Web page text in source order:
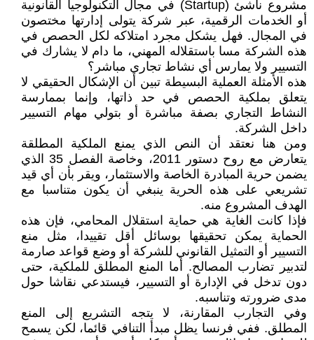
مشروع ناشئ (Startup) في مجال التكنولوجيا القانونية
أو الخدمات الرقمية، عبر شركة يتولى إدارتها مختصون
في المجال. فهل يشكل مجرد امتلاكه لكل الحصص في
هذه الشركة مسا باستقلاله المهني، ما دام لا يشارك في
التسيير ولا يمارس أي نشاط تجاري مباشر؟
هذه الأمثلة العملية البسيطة تبين أن الإشكال الحقيقي لا
يتعلق بملكية الحصص في حد ذاتها، وإنما بممارسة
النشاط التجاري بصفة مباشرة أو بتولي مهام التسيير
داخل الشركة.
ومن هنا نعتقد أن النص الذي يمنع الملكية المطلقة
يتعارض مع روح دستور 2011، وخاصة الفصل 35 الذي
يضمن حرية المبادرة الخاصة والاستثمار، ويقر بأن أي قيد
تشريعي على هذه الحرية ينبغي أن يكون متناسبا مع
الهدف المشروع منه.
فإذا كانت الغاية هي حماية استقلال المحامي، فإن هذه
الحماية يمكن تحقيقها بوسائل أقل تقييدا، مثل منع
التسيير أو التمثيل القانوني للشركة أو وضع قواعد صارمة
لتدبير تضارب المصالح. أما المنع المطلق للملكية، حتى
دون تدخل في الإدارة أو التسيير، فيستدعي نقاشا حول
مدى ضرورته وتناسبه.
وفي التجارب المقارنة، لا يتجه التشريع إلى المنع
المطلق. ففي فرنسا يظل مبدأ التنافي قائما، لكن يسمح